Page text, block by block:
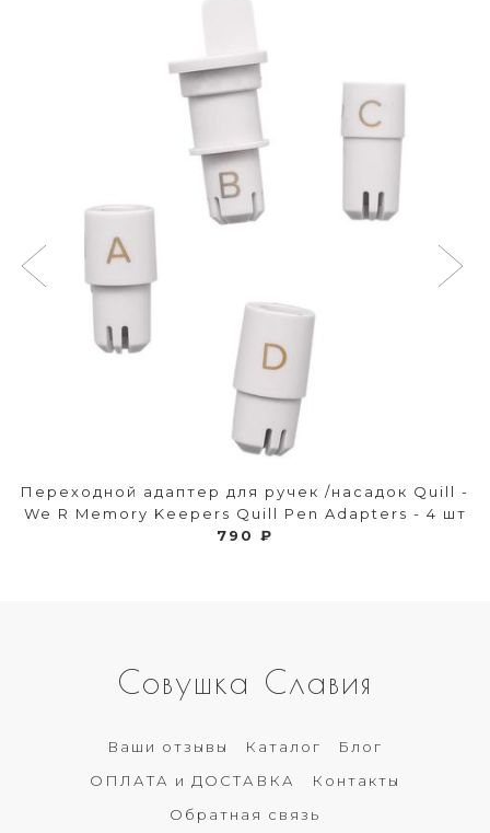
Переходной адаптер для ручек /насадок Quill -
We R Memory Keepers Quill Pen Adapters - 4 шт
790 ₽
Совушка Славия
Ваши отзывы Каталог
Блог
ОПЛАТА и ДОСТАВКА
Контакты
Обратная связь